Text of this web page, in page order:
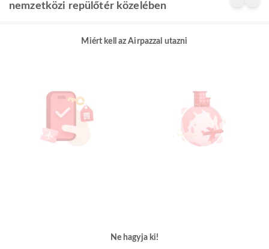
nemzetközi repülőtér közelében
Miért kell az Airpazzal utazni
Ne hagyja ki!